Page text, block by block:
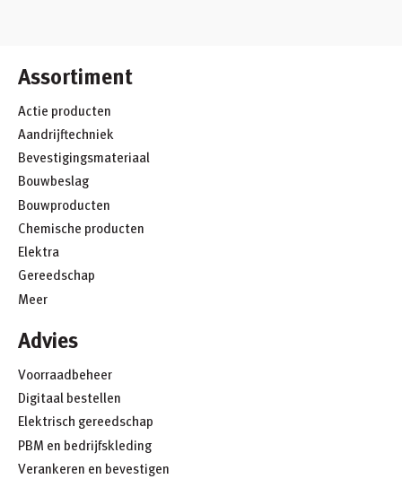
Assortiment
Actie producten
Aandrijftechniek
Bevestigingsmateriaal
Bouwbeslag
Bouwproducten
Chemische producten
Elektra
Gereedschap
Meer
Advies
Voorraadbeheer
Digitaal bestellen
Elektrisch gereedschap
PBM en bedrijfskleding
Verankeren en bevestigen